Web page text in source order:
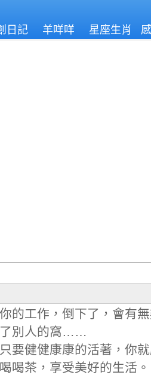
日記 羊咩咩 星座生肖
的工作，倒下了，會有
了別人的窩……
要健健康康的活著，你就
喝茶，享受美好的生活。